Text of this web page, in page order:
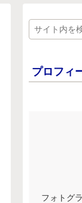
プロフィ
フォトグ